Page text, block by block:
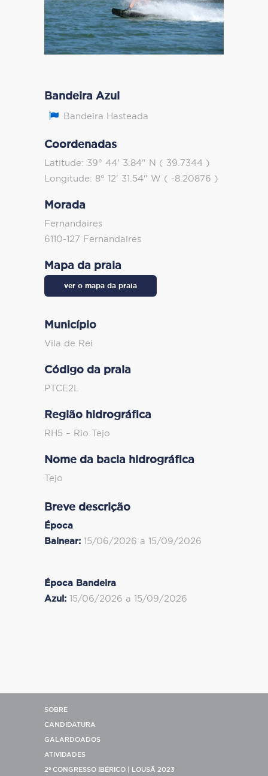
Bandeira Azul
Bandeira Hasteada
Coordenadas
Latitude: 39° 44' 3.84" N ( 39.7344 )
Longitude: 8° 12' 31.54" W ( -8.20876 )
Morada
Fernandaires
6110-127 Fernandaires
Mapa da praia
ver o mapa da praia
Município
Vila de Rei
Código da praia
PTCE2L
Região hidrográfica
RH5 – Rio Tejo
Nome da bacia hidrográfica
Tejo
Breve descrição
Época
Balnear: 15/06/2026 a 15/09/2026
Época Bandeira
Azul: 15/06/2026 a 15/09/2026
SOBRE
CANDIDATURA
GALARDOADOS
ATIVIDADES
2º CONGRESSO IBÉRICO | LOUSÃ 2023